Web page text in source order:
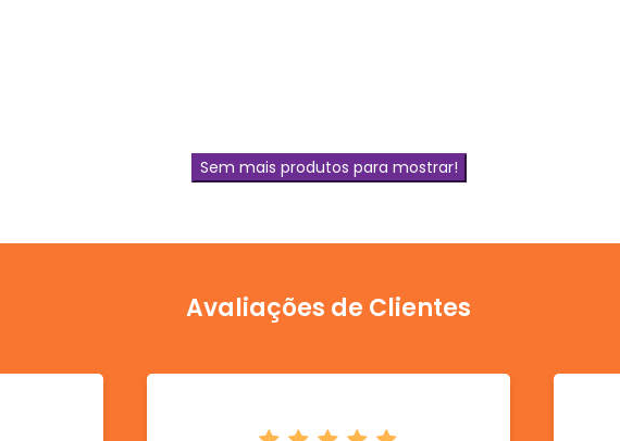
Sem mais produtos para mostrar!
Avaliações de Clientes